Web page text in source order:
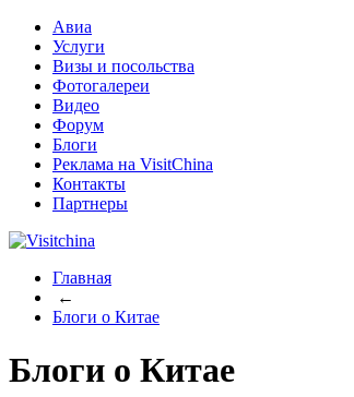
Авиа
Услуги
Визы и посольства
Фотогалереи
Видео
Форум
Блоги
Реклама на VisitChina
Контакты
Партнеры
Главная
←
Блоги о Китае
Блоги о Китае